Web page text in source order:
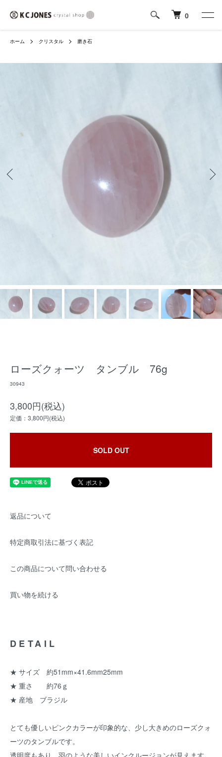
0
ホーム クリスタル 磨き石
ローズクォーツ タンブル 76g
30943
3,800円(税込)
定価：3,800円(税込)
SOLD OUT
返品について
特定商取引法に基づく表記
この商品について問い合わせる
買い物を続ける
DETAIL
★ サイズ 約51mm×41.6mm25mm
★ 重さ 約76ｇ
★ 産地 ブラジル
とても優しいピンクカラーが印象的な、少し大きめのローズクォ
ーツのタンブルです。
透明度もあり、羽のような美しいインクルージョンが見えます。